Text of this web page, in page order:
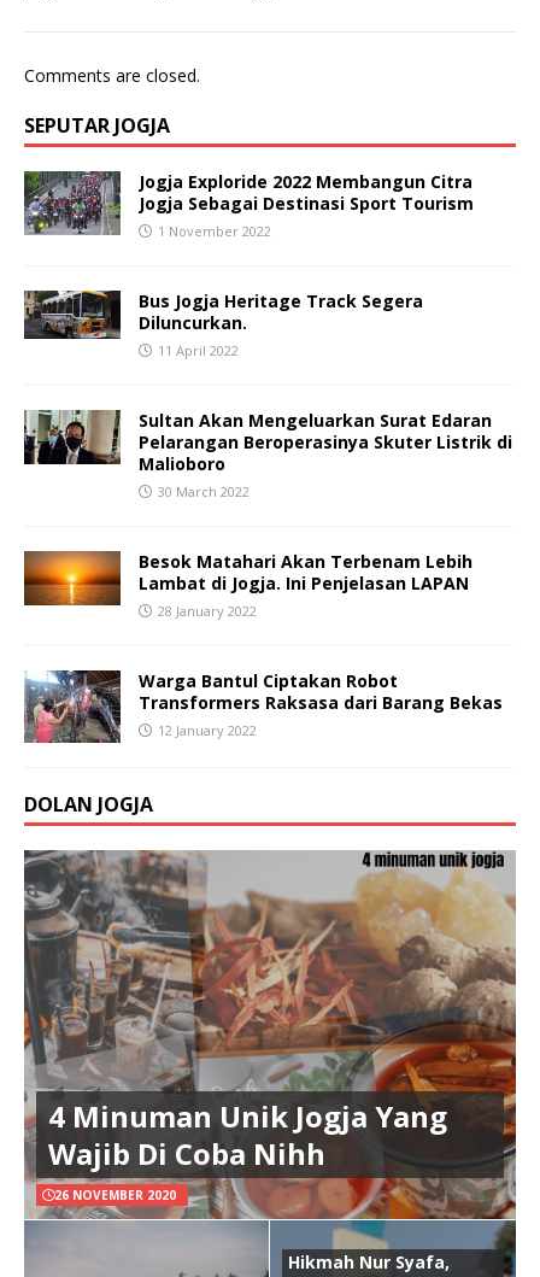
Comments are closed.
SEPUTAR JOGJA
Jogja Exploride 2022 Membangun Citra
Jogja Sebagai Destinasi Sport Tourism
1 November 2022
Bus Jogja Heritage Track Segera
Diluncurkan.
11 April 2022
Sultan Akan Mengeluarkan Surat Edaran
Pelarangan Beroperasinya Skuter Listrik di
Malioboro
30 March 2022
Besok Matahari Akan Terbenam Lebih
Lambat di Jogja. Ini Penjelasan LAPAN
28 January 2022
Warga Bantul Ciptakan Robot
Transformers Raksasa dari Barang Bekas
12 January 2022
DOLAN JOGJA
4 Minuman Unik Jogja Yang
Wajib Di Coba Nihh
26 NOVEMBER 2020
Hikmah Nur Syafa,